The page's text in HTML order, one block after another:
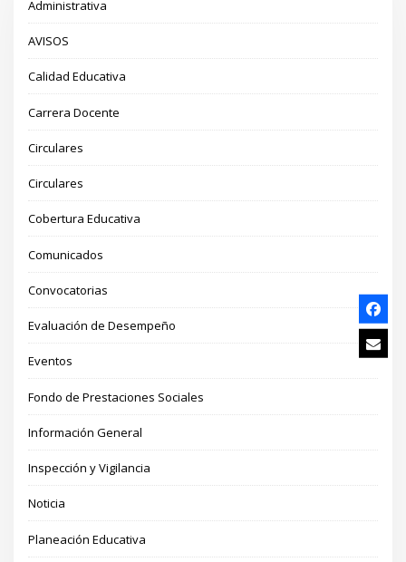
Administrativa
AVISOS
Calidad Educativa
Carrera Docente
Circulares
Circulares
Cobertura Educativa
Comunicados
Convocatorias
Evaluación de Desempeño
Eventos
Fondo de Prestaciones Sociales
Información General
Inspección y Vigilancia
Noticia
Planeación Educativa